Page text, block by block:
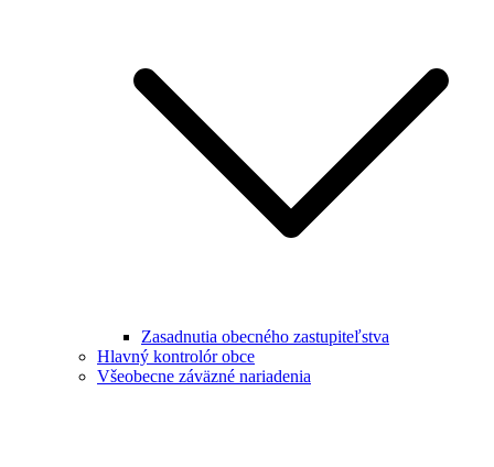
Zasadnutia obecného zastupiteľstva
Hlavný kontrolór obce
Všeobecne záväzné nariadenia